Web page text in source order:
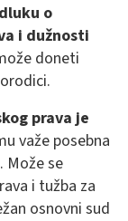
o
i dužnosti
doneti
prava je
važe posebna
Može se
i tužba za
osnovni sud